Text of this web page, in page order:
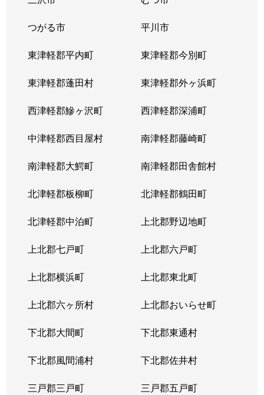
つがる市 平川市
東津軽郡平内町 東津軽郡今別町
東津軽郡蓬田村 東津軽郡外ヶ浜町
西津軽郡鰺ヶ沢町 西津軽郡深浦町
中津軽郡西目屋村 南津軽郡藤崎町
南津軽郡大鰐町 南津軽郡田舎館村
北津軽郡板柳町 北津軽郡鶴田町
北津軽郡中泊町 上北郡野辺地町
上北郡七戸町 上北郡六戸町
上北郡横浜町 上北郡東北町
上北郡六ヶ所村 上北郡おいらせ町
下北郡大間町 下北郡東通村
下北郡風間浦村 下北郡佐井村
三戸郡三戸町 三戸郡五戸町